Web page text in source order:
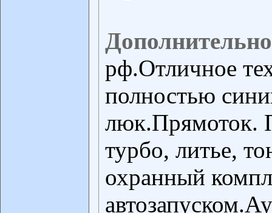
рф.Отличное
полностью
люк.Прямоток.
турбо, литье,
охранный